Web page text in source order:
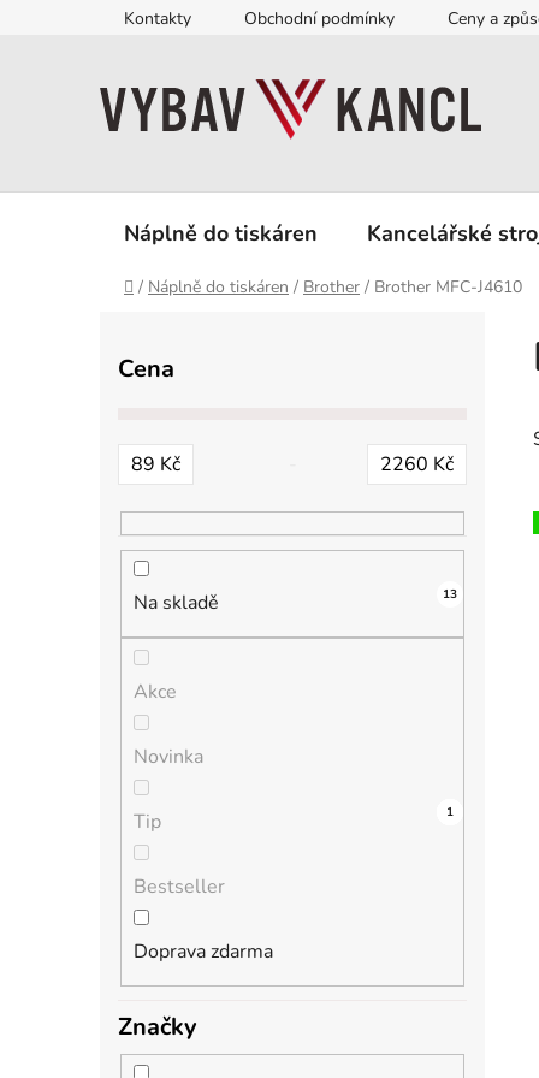
Kontakty Obchodní podmínky Ceny a
Náplně do tiskáren Kancelářské
Domů
/ Náplně do tiskáren / Brother / Brother MFC-J4610
Cena
89 Kč 2260 Kč
Na skladě 13
Akce
0
Novinka
0
Tip 0
Bestseller
0
Doprava zdarma
1
Značky